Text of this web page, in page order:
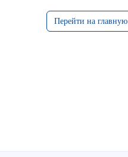
Перейти на главную